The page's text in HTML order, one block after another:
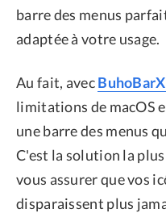
barre des menus
adaptée à votre usage.
Au fait, avecBuhoBarX
limitations de macOS
une barre des menus
C'est la solution la
vous assurer que vos
disparaissent plus